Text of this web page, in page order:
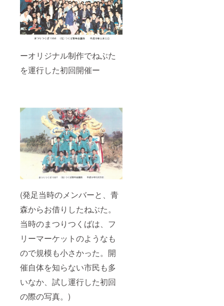
ーオリジナル制作でねぶた
を運行した初回開催ー
(発足当時のメンバーと、青
森からお借りしたねぶた。
当時のまつりつくばは、フ
リーマーケットのようなも
ので規模も小さかった。開
催自体を知らない市民も多
いなか、試し運行した初回
の際の写真。)